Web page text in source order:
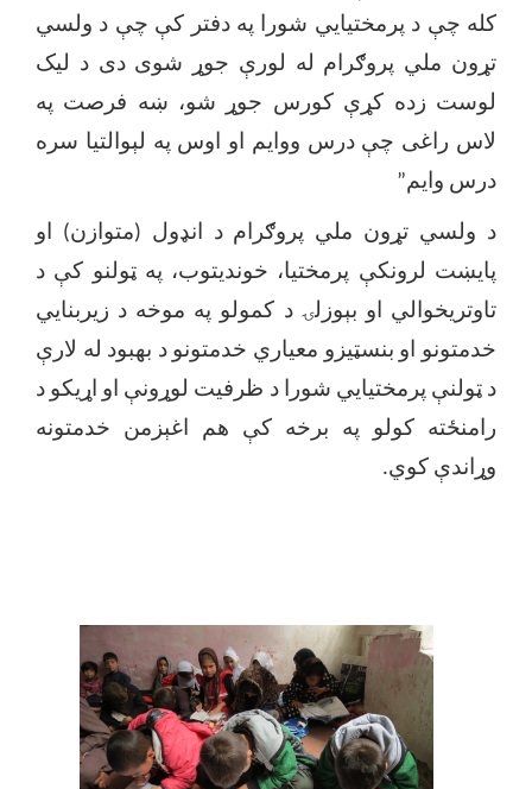
کله چې د پرمختیایي شورا په دفتر کې چې د ولسي
تړون ملي پروګرام له لورې جوړ شوی دی د لیک
لوست زده کړې کورس جوړ شو، ښه فرصت په
لاس راغی چې درس ووایم او اوس په لېوالتیا سره
درس وایم”
د ولسي تړون ملي پروګرام د انډول (متوازن) او
پایښت لرونکې پرمختیا، خوندیتوب، په ټولنو کې د
تاوتریخوالي او بېوزلۍ د کمولو په موخه د زیربنایي
خدمتونو او بنسټیزو معیاري خدمتونو د بهبود له لارې
د ټولنې پرمختیایي شورا د ظرفیت لوړونې او اړیکو د
رامنځته کولو په برخه کې هم اغېزمن خدمتونه
وړاندې کوي.